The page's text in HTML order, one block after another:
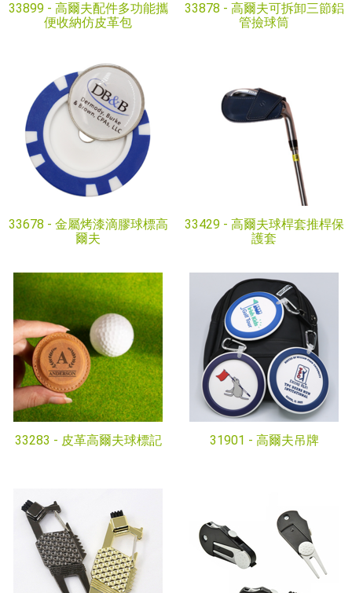
33899 - 高爾夫配件多功能攜
便收納仿皮革包
33878 - 高爾夫可拆卸三節鋁
管撿球筒
33678 - 金屬烤漆滴膠球標高
爾夫
33429 - 高爾夫球桿套推桿保
護套
33283 - 皮革高爾夫球標記 31901 - 高爾夫吊牌